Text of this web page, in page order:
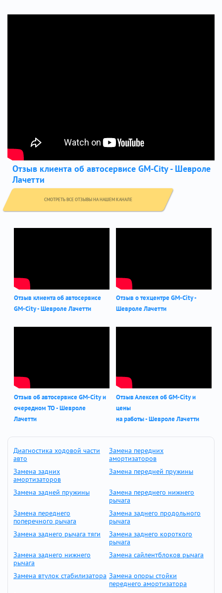
Отзыв клиента об автосервисе GM-City - Шевроле
Лачетти
СМОТРЕТЬ ВСЕ ОТЗЫВЫ НА НАШЕМ КАНАЛЕ
Отзыв клиента об автосервисе
GM-City - Шевроле Лачетти
Отзыв о техцентре GM-City -
Шевроле Лачетти
Отзыв об автосервисе GM-City и
очередном ТО - Шевроле
Лачетти
Отзыв Алексея об GM-City и
цены
на работы - Шевроле Лачетти
Диагностика ходовой части
авто
Замена передних
амортизаторов
Замена задних
амортизаторов
Замена передней пружины
Замена задней пружины
Замена переднего нижнего
рычага
Замена переднего
поперечного рычага
Замена заднего продольного
рычага
Замена заднего рычага тяги
Замена заднего короткого
рычага
Замена заднего нижнего
рычага
Замена сайлентблоков рычага
Замена втулок стабилизатора Замена опоры стойки
переднего амортизатора